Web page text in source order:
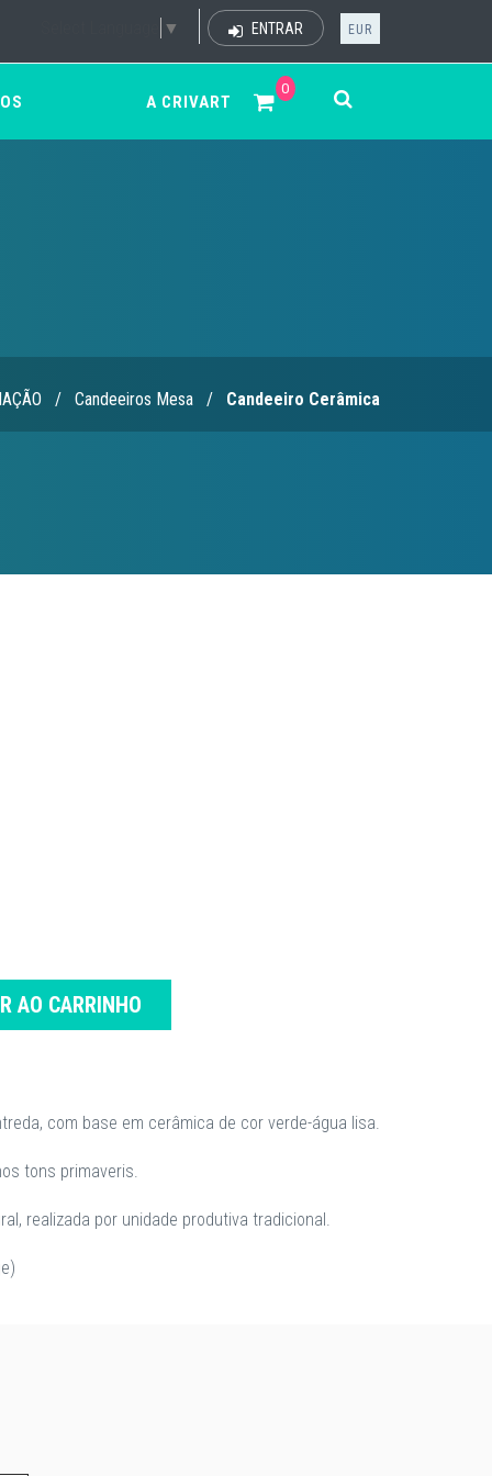
▼ ENTRAR EUR
0
A CRIVART
/ Candeeiros Mesa / Candeeiro Cerâmica
AO CARRINHO
com base em cerâmica de cor verde-água lisa.
tons primaveris.
realizada por unidade produtiva tradicional.